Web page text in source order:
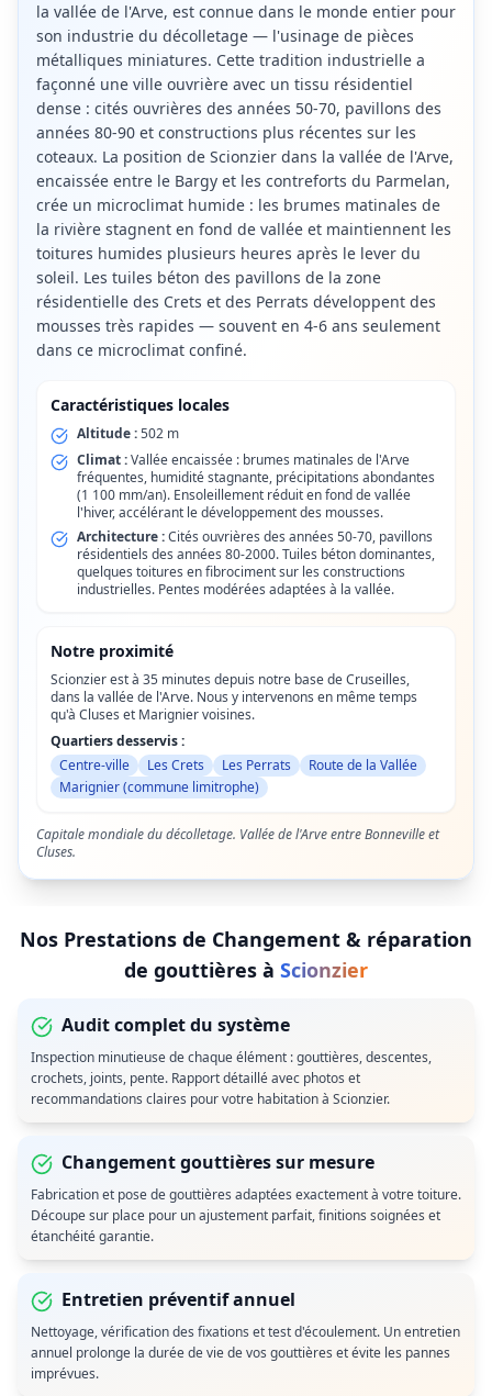
la vallée de l'Arve, est connue dans le monde entier pour
son industrie du décolletage — l'usinage de pièces
métalliques miniatures. Cette tradition industrielle a
façonné une ville ouvrière avec un tissu résidentiel
dense : cités ouvrières des années 50-70, pavillons des
années 80-90 et constructions plus récentes sur les
coteaux. La position de Scionzier dans la vallée de l'Arve,
encaissée entre le Bargy et les contreforts du Parmelan,
crée un microclimat humide : les brumes matinales de
la rivière stagnent en fond de vallée et maintiennent les
toitures humides plusieurs heures après le lever du
soleil. Les tuiles béton des pavillons de la zone
résidentielle des Crets et des Perrats développent des
mousses très rapides — souvent en 4-6 ans seulement
dans ce microclimat confiné.
Caractéristiques locales
Altitude :502 m
Climat :Vallée encaissée : brumes matinales de l'Arve
fréquentes, humidité stagnante, précipitations abondantes
(1 100 mm/an). Ensoleillement réduit en fond de vallée
l'hiver, accélérant le développement des mousses.
Architecture :Cités ouvrières des années 50-70, pavillons
résidentiels des années 80-2000. Tuiles béton dominantes,
quelques toitures en fibrociment sur les constructions
industrielles. Pentes modérées adaptées à la vallée.
Notre proximité
Scionzier est à 35 minutes depuis notre base de Cruseilles,
dans la vallée de l'Arve. Nous y intervenons en même temps
qu'à Cluses et Marignier voisines.
Quartiers desservis :
Centre-ville
Les Crets Les Perrats
Route de la Vallée
Marignier (commune limitrophe)
Capitale mondiale du décolletage. Vallée de l'Arve entre Bonneville et
Cluses.
Nos Prestations de Changement & réparation
de gouttières à Scionzier
Audit complet du système
Inspection minutieuse de chaque élément : gouttières, descentes,
crochets, joints, pente. Rapport détaillé avec photos et
recommandations claires pour votre habitation à Scionzier.
Changement gouttières sur mesure
Fabrication et pose de gouttières adaptées exactement à votre toiture.
Découpe sur place pour un ajustement parfait, finitions soignées et
étanchéité garantie.
Entretien préventif annuel
Nettoyage, vérification des fixations et test d'écoulement. Un entretien
annuel prolonge la durée de vie de vos gouttières et évite les pannes
imprévues.